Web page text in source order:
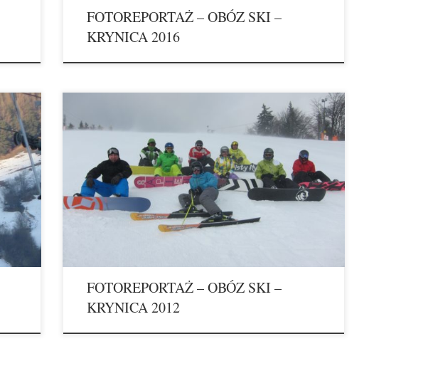
FOTOREPORTAŻ – OBÓZ SKI –
KRYNICA 2016
FOTOREPORTAŻ – OBÓZ SKI –
KRYNICA 2012